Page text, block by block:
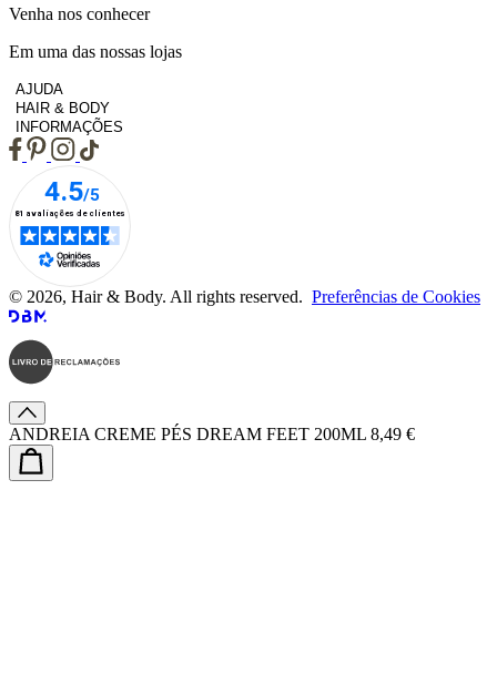
Venha nos conhecer
Em uma das nossas lojas
AJUDA
HAIR & BODY
INFORMAÇÕES
© 2026, Hair & Body. All rights reserved. Preferências de Cookies
ANDREIA CREME PÉS DREAM FEET 200ML 8,49 €